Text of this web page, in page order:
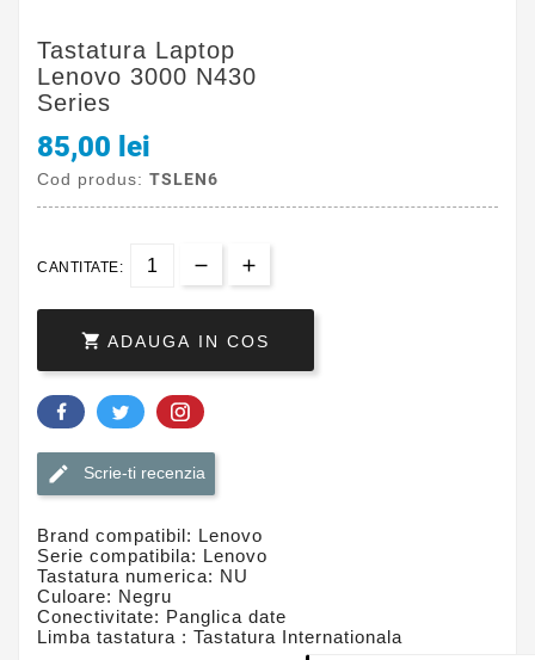
Tastatura Laptop
Lenovo 3000 N430
Series
85,00 lei
Cod produs: TSLEN6
CANTITATE:
 ADAUGA IN COS
Scrie-ti recenzia
Brand compatibil: Lenovo
Serie compatibila: Lenovo
Tastatura numerica: NU
Culoare: Negru
Conectivitate: Panglica date
Limba tastatura : Tastatura Internationala